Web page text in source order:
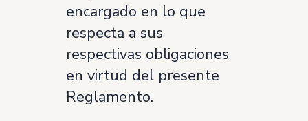
encargado en lo que
respecta a sus
respectivas obligaciones
en virtud del presente
Reglamento.